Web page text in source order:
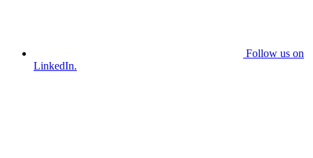
Follow us on
LinkedIn.